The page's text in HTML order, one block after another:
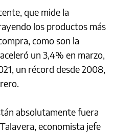
que mide la
los productos más
como son la
un 3,4% en marzo,
un récord desde 2008,
absolutamente fuera
economista jefe